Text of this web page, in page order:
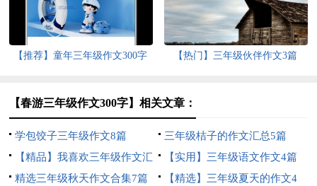
【推荐】童年三年级作文300字
【热门】三年级伙伴作文3篇
【春游三年级作文300字】相关文章：
学包饺子三年级作文8篇
三年级桔子的作文汇总5篇
【精品】我喜欢三年级作文汇
编五篇
【实用】三年级语文作文4篇
精选三年级秋天作文合集7篇
【精选】三年级夏天的作文4